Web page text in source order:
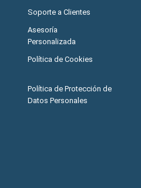
Soporte a Clientes
Asesoría
Personalizada
Política de Cookies
Política de Protección de
Datos Personales